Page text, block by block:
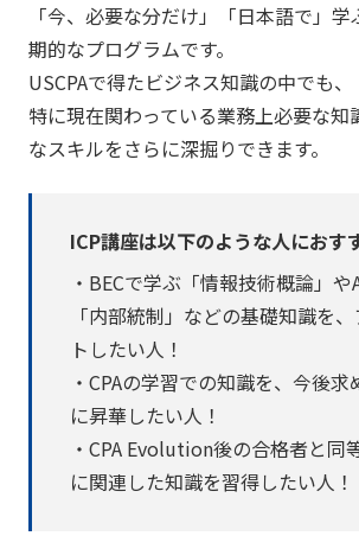
「今、必要な分だけ」「日本語で」
期的なプログラムです。
USCPAで得たビジネス知識の中でも、
特に現在関わっている業務上必要な知
なスキルをさらに深掘りできます。
ICP講座は以下のような人におす
・BECで学ぶ「情報技術概論」
「内部統制」などの基礎知識を
トしたい人！
・CPAの学習での知識を、今後
に昇華したい人！
・CPA Evolution後の合格者と同
に関連した知識を習得したい人！